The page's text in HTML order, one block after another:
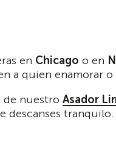
en Chicago o en
a quien enamorar
de nuestro Asador
descanses tranquilo.